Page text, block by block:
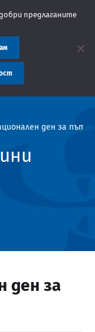
на
ден за
ден за
предлаганите